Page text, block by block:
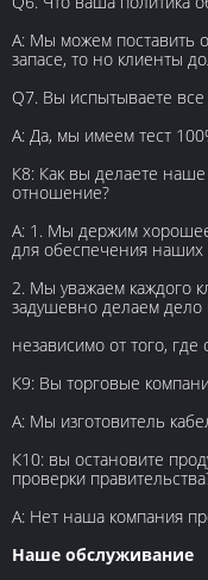
А: Мы можем поставить
запасе, то но клиенты
Q7. Вы испытываете
А: Да, мы имеем тест
К8: Как вы делаете
отношение?
А: 1. Мы держим хорошее
для обеспечения наших
2. Мы уважаем каждого
задушевно делаем дело
независимо от того, где
К9: Вы торговые
А: Мы изготовитель
К10: вы остановите
проверки
А: Нет наша компания
Наше обслуживание